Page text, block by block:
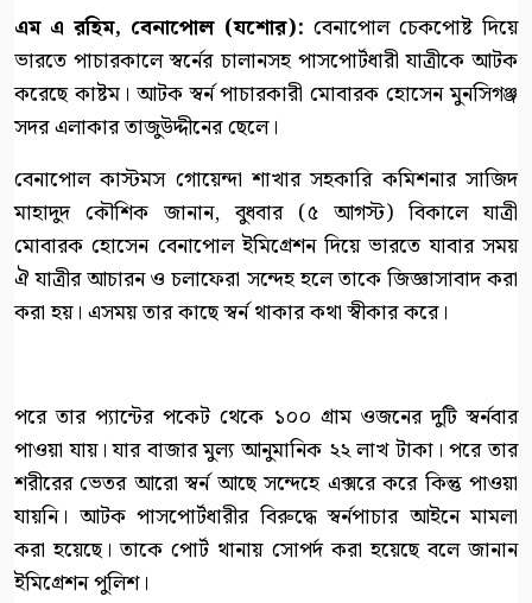
এম এ রহিম, বেনাপোল (যশোর): বেনাপোল চেকপোষ্ট দিয়ে
ভারতে পাচারকালে স্বর্নের চালানসহ পাসপোর্টধারী যাত্রীকে আটক
করেছে কাষ্টম। আটক স্বর্ন পাচারকারী মোবারক হোসেন মুনসিগঞ্জ
সদর এলাকার তাজুউদ্দীনের ছেলে।
বেনাপোল কাস্টমস গোয়েন্দা শাখার সহকারি কমিশনার সাজিদ
মাহাদুদ কৌশিক জানান, বুধবার (৫ আগস্ট) বিকালে যাত্রী
মোবারক হোসেন বেনাপোল ইমিগ্রেশন দিয়ে ভারতে যাবার সময়
ঐ যাত্রীর আচারন ও চলাফেরা সন্দেহ হলে তাকে জিজ্ঞাসাবাদ করা
করা হয়। এসময় তার কাছে স্বর্ন থাকার কথা স্বীকার করে।
পরে তার প্যান্টের পকেট থেকে ১০০ গ্রাম ওজনের দুটি স্বর্নবার
পাওয়া যায়। যার বাজার মুল্য আনুমানিক ২২ লাখ টাকা। পরে তার
শরীরের ভেতর আরো স্বর্ন আছে সন্দেহে এক্সরে করে কিন্তু পাওয়া
যায়নি। আটক পাসপোর্টধারীর বিরুদ্ধে স্বর্নপাচার আইনে মামলা
করা হয়েছে। তাকে পোর্ট থানায় সোপর্দ করা হয়েছে বলে জানান
ইমিগ্রেশন পুলিশ।